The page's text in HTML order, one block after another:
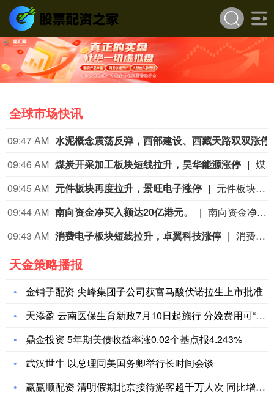
全球市场快讯
09:47 AM
09:46 AM 煤炭开采加工板块短线拉升，昊华能源涨停
煤炭开采加工板块短线拉升，昊华能源涨停，兖矿能源、平煤股份、
09:45 AM 元件板块再度拉升，景旺电子涨停
元件板块再度拉升，景旺电子涨停，宝鼎科技、本川智能、方正科技、中京电子、威尔高、泰晶科技跟涨。
09:44 AM 南向资金净买入额达20亿港元。
南向资金净买入额达20亿港元。
09:43 AM 消费电子板块短线拉升，卓翼科技涨停 消费电子板块短线拉升，卓翼科技涨停，硕贝德、达瑞电子、精研科技、杰美特、捷邦科技等纷纷走高。
天金策略播报
金铺子配资 尖峰集团子公司获富马酸伏诺拉生上市批准
天添盈 云南医保生育新政7月10日起施行 分娩费用可“零自付
鼎金投资 5年期美债收益率涨0.02个基点报4.243%
武汉世牛 以总理同美国务卿举行长时间会谈
赢赢顺配资 清明假期北京接待游客超千万人次 同比增4.4%